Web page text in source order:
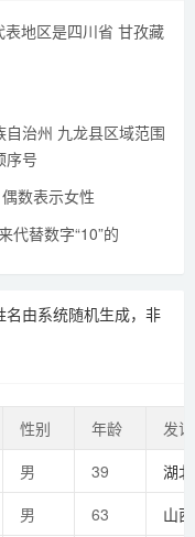
地区是四川省 甘孜藏
治州 九龙县区域范围
序号
数表示女性
代替数字“10”的
由系统随机生成，非
性别 年龄
发
男 39
湖
男 63
山